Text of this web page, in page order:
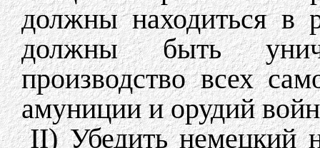
должны находиться в
должны быть
производство всех
амуниции и орудий
II) Убедить немецкий